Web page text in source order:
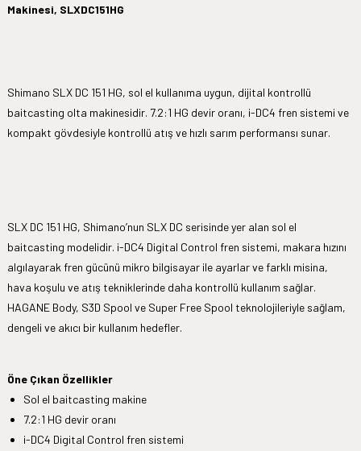
Makinesi, SLXDC151HG
Shimano SLX DC 151 HG, sol el kullanıma uygun, dijital kontrollü
baitcasting olta makinesidir. 7.2:1 HG devir oranı, i-DC4 fren sistemi ve
kompakt gövdesiyle kontrollü atış ve hızlı sarım performansı sunar.
SLX DC 151 HG, Shimano’nun SLX DC serisinde yer alan sol el
baitcasting modelidir. i-DC4 Digital Control fren sistemi, makara hızını
algılayarak fren gücünü mikro bilgisayar ile ayarlar ve farklı misina,
hava koşulu ve atış tekniklerinde daha kontrollü kullanım sağlar.
HAGANE Body, S3D Spool ve Super Free Spool teknolojileriyle sağlam,
dengeli ve akıcı bir kullanım hedefler.
Öne Çıkan Özellikler
Sol el baitcasting makine
7.2:1 HG devir oranı
i-DC4 Digital Control fren sistemi